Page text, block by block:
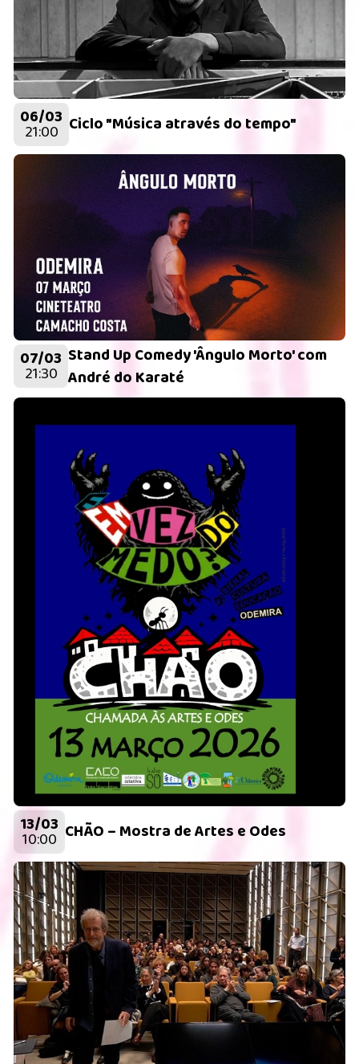
06/03
21:00 Ciclo "Música através do tempo"
07/03
21:30
Stand Up Comedy 'Ângulo Morto' com
André do Karaté
13/03
10:00 CHÃO – Mostra de Artes e Odes